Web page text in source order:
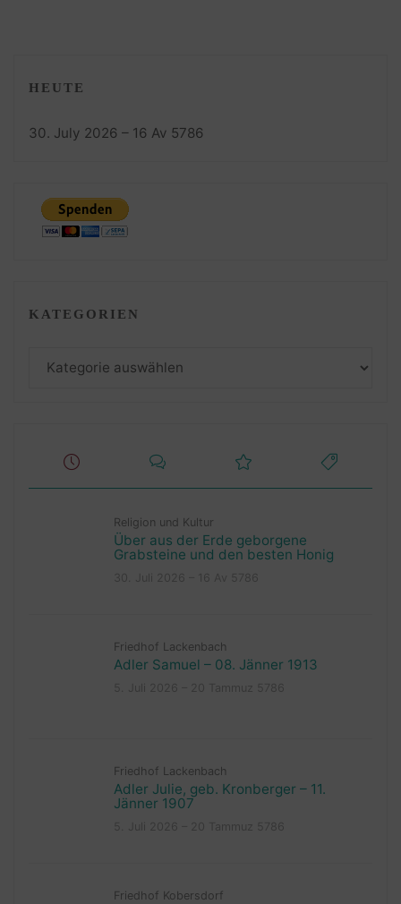
HEUTE
30. July 2026 – 16 Av 5786
KATEGORIEN
Religion und Kultur
Über aus der Erde geborgene
Grabsteine und den besten Honig
Friedhof Lackenbach
Adler Samuel – 08. Jänner 1913
Friedhof Lackenbach
Adler Julie, geb. Kronberger – 11.
Jänner 1907
Friedhof Kobersdorf